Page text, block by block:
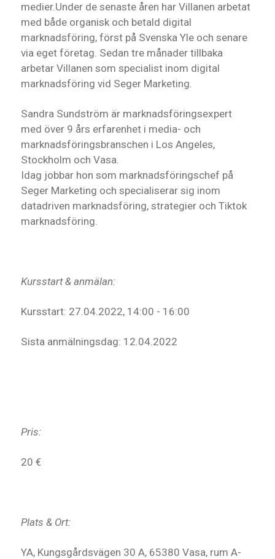
medier.Under de senaste åren har Villanen arbetat
med både organisk och betald digital
marknadsföring, först på Svenska Yle och senare
via eget företag. Sedan tre månader tillbaka
arbetar Villanen som specialist inom digital
marknadsföring vid Seger Marketing.
Sandra Sundström är marknadsföringsexpert
med över 9 års erfarenhet i media- och
marknadsföringsbranschen i Los Angeles,
Stockholm och Vasa.
Idag jobbar hon som marknadsföringschef på
Seger Marketing och specialiserar sig inom
datadriven marknadsföring, strategier och Tiktok
marknadsföring.
Kursstart & anmälan:
Kursstart: 27.04.2022, 14:00 - 16:00
Sista anmälningsdag: 12.04.2022
Pris:
20 €
Plats & Ort:
YA, Kungsgårdsvägen 30 A, 65380 Vasa, rum A-